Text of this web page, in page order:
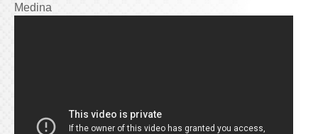
Medina